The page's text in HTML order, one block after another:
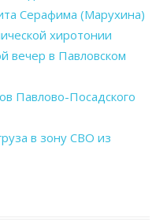
Серафима (Марухина)
хиротонии
вечер в Павловском
Павлово-Посадского
в зону СВО из